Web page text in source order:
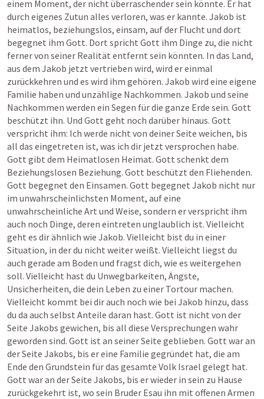
einem Moment, der nicht überraschender sein könnte. Er hat
durch eigenes Zutun alles verloren, was er kannte. Jakob ist
heimatlos, beziehungslos, einsam, auf der Flucht und dort
begegnet ihm Gott. Dort spricht Gott ihm Dinge zu, die nicht
ferner von seiner Realität entfernt sein könnten. In das Land,
aus dem Jakob jetzt vertrieben wird, wird er einmal
zurückkehren und es wird ihm gehören. Jakob wird eine eigene
Familie haben und unzählige Nachkommen. Jakob und seine
Nachkommen werden ein Segen für die ganze Erde sein. Gott
beschützt ihn. Und Gott geht noch darüber hinaus. Gott
verspricht ihm: Ich werde nicht von deiner Seite weichen, bis
all das eingetreten ist, was ich dir jetzt versprochen habe.
Gott gibt dem Heimatlosen Heimat. Gott schenkt dem
Beziehungslosen Beziehung. Gott beschützt den Fliehenden.
Gott begegnet den Einsamen. Gott begegnet Jakob nicht nur
im unwahrscheinlichsten Moment, auf eine
unwahrscheinliche Art und Weise, sondern er verspricht ihm
auch noch Dinge, deren eintreten unglaublich ist. Vielleicht
geht es dir ähnlich wie Jakob. Vielleicht bist du in einer
Situation, in der du nicht weiter weißt. Vielleicht liegst du
auch gerade am Boden und fragst dich, wie es weitergehen
soll. Vielleicht hast du Unwegbarkeiten, Ängste,
Unsicherheiten, die dein Leben zu einer Tortour machen.
Vielleicht kommt bei dir auch noch wie bei Jakob hinzu, dass
du da auch selbst Anteile daran hast. Gott ist nicht von der
Seite Jakobs gewichen, bis all diese Versprechungen wahr
geworden sind. Gott ist an seiner Seite geblieben. Gott war an
der Seite Jakobs, bis er eine Familie gegründet hat, die am
Ende den Grundstein für das gesamte Volk Israel gelegt hat.
Gott war an der Seite Jakobs, bis er wieder in sein zu Hause
zurückgekehrt ist, wo sein Bruder Esau ihn mit offenen Armen